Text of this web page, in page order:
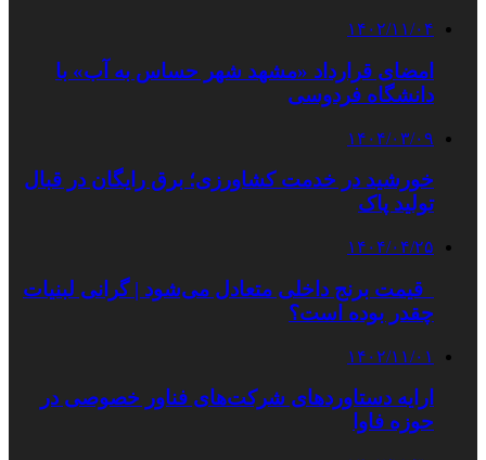
۱۴۰۲/۱۱/۰۴
امضای قرارداد «مشهد شهر حساس به آب» با
دانشگاه فردوسی
۱۴۰۴/۰۳/۰۹
خورشید در خدمت کشاورزی؛ برق رایگان در قبال
تولید پاک
۱۴۰۴/۰۴/۲۵
قیمت برنج داخلی متعادل می‌شود | گرانی لبنیات
چقدر بوده است؟
۱۴۰۲/۱۱/۰۱
ارایه دستاوردهای شرکت‌های فناور خصوصی در
حوزه فاوا